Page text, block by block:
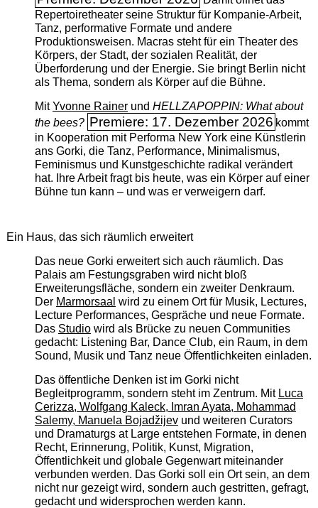
Repertoiretheater seine Struktur für Kompanie-Arbeit,
Tanz, performative Formate und andere
Produktionsweisen. Macras steht für ein Theater des
Körpers, der Stadt, der sozialen Realität, der
Überforderung und der Energie. Sie bringt Berlin nicht
als Thema, sondern als Körper auf die Bühne.
MitYvonne Rainerund HELLZAPOPPIN: What about
the bees? Premiere: 17. Dezember 2026 kommt
in Kooperation mit Performa New York eine Künstlerin
ans Gorki, die Tanz, Performance, Minimalismus,
Feminismus und Kunstgeschichte radikal verändert
hat. Ihre Arbeit fragt bis heute, was ein Körper auf einer
Bühne tun kann – und was er verweigern darf.
Ein Haus, das sich räumlich erweitert
Das neue Gorki erweitert sich auch räumlich. Das
Palais am Festungsgraben wird nicht bloß
Erweiterungsfläche, sondern ein zweiter Denkraum.
Der Marmorsaal wird zu einem Ort für Musik, Lectures,
Lecture Performances, Gespräche und neue Formate.
Das Studiowird als Brücke zu neuen Communities
gedacht: Listening Bar, Dance Club, ein Raum, in dem
Sound, Musik und Tanz neue Öffentlichkeiten einladen.
Das öffentliche Denken ist im Gorki nicht
Begleitprogramm, sondern steht im Zentrum. Mit Luca
Cerizza, Wolfgang Kaleck, Imran Ayata, Mohammad
Salemy, Manuela Bojadžijevund weiteren Curators
und Dramaturgs at Large entstehen Formate, in denen
Recht, Erinnerung, Politik, Kunst, Migration,
Öffentlichkeit und globale Gegenwart miteinander
verbunden werden. Das Gorki soll ein Ort sein, an dem
nicht nur gezeigt wird, sondern auch gestritten, gefragt,
gedacht und widersprochen werden kann.